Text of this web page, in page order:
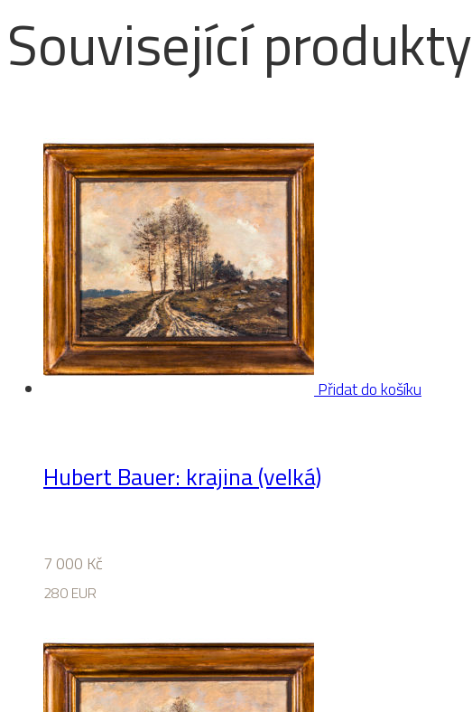
Související produkty
Přidat do košíku
Hubert Bauer: krajina (velká)
7 000 Kč
280 EUR